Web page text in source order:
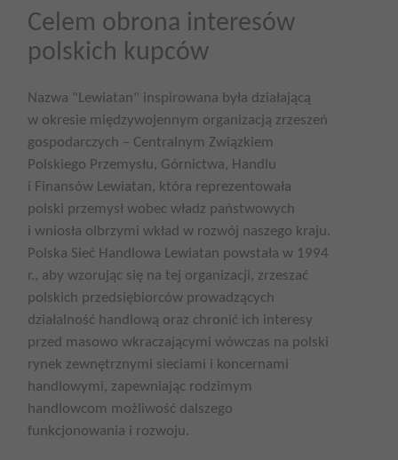
Celem obrona interesów
polskich kupców
Nazwa "Lewiatan" inspirowana była działającą
w okresie międzywojennym organizacją zrzeszeń
gospodarczych – Centralnym Związkiem
Polskiego Przemysłu, Górnictwa, Handlu
i Finansów Lewiatan, która reprezentowała
polski przemysł wobec władz państwowych
i wniosła olbrzymi wkład w rozwój naszego kraju.
Polska Sieć Handlowa Lewiatan powstała w 1994
r., aby wzorując się na tej organizacji, zrzeszać
polskich przedsiębiorców prowadzących
działalność handlową oraz chronić ich interesy
przed masowo wkraczającymi wówczas na polski
rynek zewnętrznymi sieciami i koncernami
handlowymi, zapewniając rodzimym
handlowcom możliwość dalszego
funkcjonowania i rozwoju.